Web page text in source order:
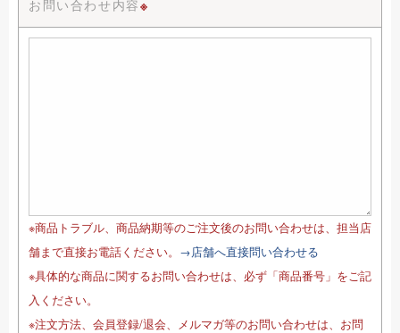
お問い合わせ内容※
※商品トラブル、商品納期等のご注文後のお問い合わせは、担当店
舗まで直接お電話ください。 →店舗へ直接問い合わせる
※具体的な商品に関するお問い合わせは、必ず「商品番号」をご記
入ください。
※注文方法、会員登録/退会、メルマガ等のお問い合わせは、お問